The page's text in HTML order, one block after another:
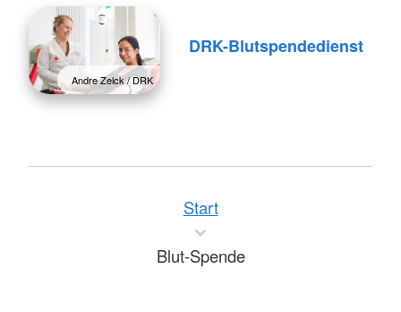
Andre Zelck / DRK
DRK-Blutspendedienst
Start
Blut-Spende